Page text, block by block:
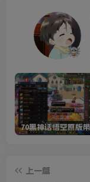
上一篇